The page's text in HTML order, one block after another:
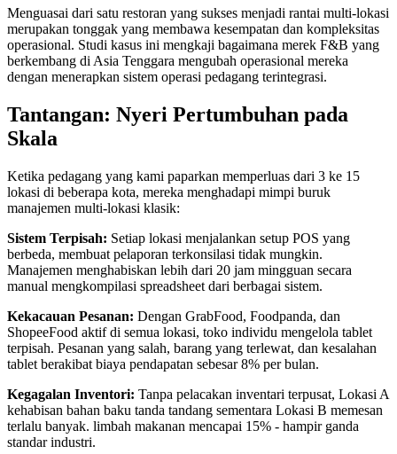
Menguasai dari satu restoran yang sukses menjadi rantai multi-lokasi
merupakan tonggak yang membawa kesempatan dan kompleksitas
operasional. Studi kasus ini mengkaji bagaimana merek F&B yang
berkembang di Asia Tenggara mengubah operasional mereka
dengan menerapkan sistem operasi pedagang terintegrasi.
Tantangan: Nyeri Pertumbuhan pada
Skala
Ketika pedagang yang kami paparkan memperluas dari 3 ke 15
lokasi di beberapa kota, mereka menghadapi mimpi buruk
manajemen multi-lokasi klasik:
Sistem Terpisah: Setiap lokasi menjalankan setup POS yang
berbeda, membuat pelaporan terkonsilasi tidak mungkin.
Manajemen menghabiskan lebih dari 20 jam mingguan secara
manual mengkompilasi spreadsheet dari berbagai sistem.
Kekacauan Pesanan: Dengan GrabFood, Foodpanda, dan
ShopeeFood aktif di semua lokasi, toko individu mengelola tablet
terpisah. Pesanan yang salah, barang yang terlewat, dan kesalahan
tablet berakibat biaya pendapatan sebesar 8% per bulan.
Kegagalan Inventori: Tanpa pelacakan inventari terpusat, Lokasi A
kehabisan bahan baku tanda tandang sementara Lokasi B memesan
terlalu banyak. limbah makanan mencapai 15% - hampir ganda
standar industri.